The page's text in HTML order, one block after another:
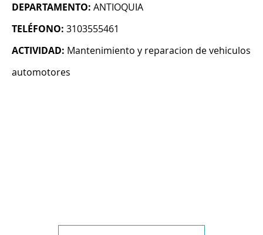
DEPARTAMENTO: ANTIOQUIA
TELÉFONO: 3103555461
ACTIVIDAD: Mantenimiento y reparacion de vehiculos
automotores